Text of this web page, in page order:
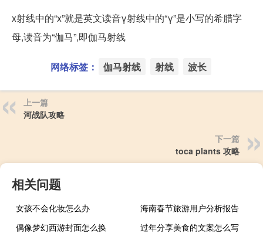
x射线中的“x”就是英文读音γ射线中的“γ”是小写的希腊字
母,读音为“伽马”,即伽马射线
网络标签： 伽马射线 射线 波长
上一篇
河战队攻略
下一篇
toca plants 攻略
相关问题
女孩不会化妆怎么办
海南春节旅游用户分析报告
偶像梦幻西游封面怎么换
过年分享美食的文案怎么写